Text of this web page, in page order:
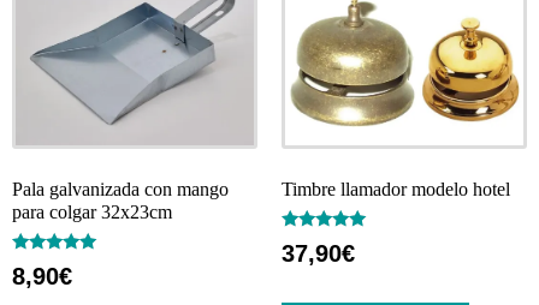
Pala galvanizada con mango
para colgar 32x23cm
Valorado
con
8,90€
Timbre llamador modelo hotel
Valorado
con
37,90€